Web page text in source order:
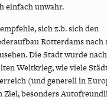
einfach unwahr.
sich z.b. sich den
Rotterdams nach
Die Stadt wurde
Weltkrieg, wie viele
(und generell in
Ziel, besonders